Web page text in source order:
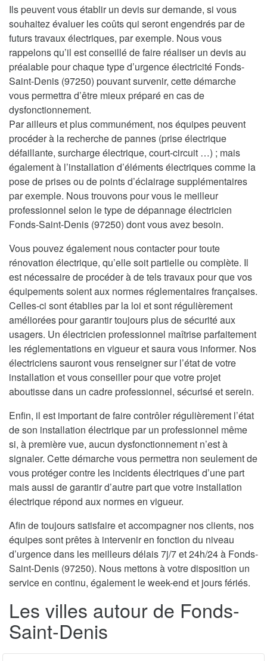
Ils peuvent vous établir un devis sur demande, si vous
souhaitez évaluer les coûts qui seront engendrés par de
futurs travaux électriques, par exemple. Nous vous
rappelons qu’il est conseillé de faire réaliser un devis au
préalable pour chaque type d’urgence électricité Fonds-
Saint-Denis (97250) pouvant survenir, cette démarche
vous permettra d’être mieux préparé en cas de
dysfonctionnement.
Par ailleurs et plus communément, nos équipes peuvent
procéder à la recherche de pannes (prise électrique
défaillante, surcharge électrique, court-circuit …) ; mais
également à l’installation d’éléments électriques comme la
pose de prises ou de points d’éclairage supplémentaires
par exemple. Nous trouvons pour vous le meilleur
professionnel selon le type de dépannage électricien
Fonds-Saint-Denis (97250) dont vous avez besoin.
Vous pouvez également nous contacter pour toute
rénovation électrique, qu’elle soit partielle ou complète. Il
est nécessaire de procéder à de tels travaux pour que vos
équipements soient aux normes réglementaires françaises.
Celles-ci sont établies par la loi et sont régulièrement
améliorées pour garantir toujours plus de sécurité aux
usagers. Un électricien professionnel maîtrise parfaitement
les réglementations en vigueur et saura vous informer. Nos
électriciens sauront vous renseigner sur l’état de votre
installation et vous conseiller pour que votre projet
aboutisse dans un cadre professionnel, sécurisé et serein.
Enfin, il est important de faire contrôler régulièrement l’état
de son installation électrique par un professionnel même
si, à première vue, aucun dysfonctionnement n’est à
signaler. Cette démarche vous permettra non seulement de
vous protéger contre les incidents électriques d’une part
mais aussi de garantir d’autre part que votre installation
électrique répond aux normes en vigueur.
Afin de toujours satisfaire et accompagner nos clients, nos
équipes sont prêtes à intervenir en fonction du niveau
d’urgence dans les meilleurs délais 7j/7 et 24h/24 à Fonds-
Saint-Denis (97250). Nous mettons à votre disposition un
service en continu, également le week-end et jours fériés.
Les villes autour de Fonds-
Saint-Denis